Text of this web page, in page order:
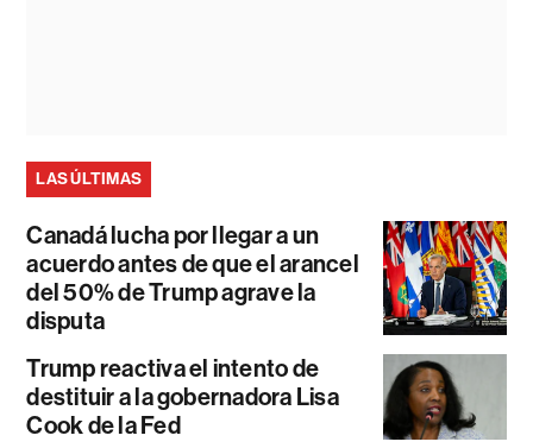
LAS ÚLTIMAS
Canadá lucha por llegar a un
acuerdo antes de que el arancel
del 50% de Trump agrave la
disputa
Trump reactiva el intento de
destituir a la gobernadora Lisa
Cook de la Fed